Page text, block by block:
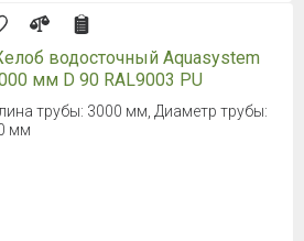
водосточный Aquasystem
мм D 90 RAL9003 PU
трубы: 3000 мм, Диаметр трубы:
мм